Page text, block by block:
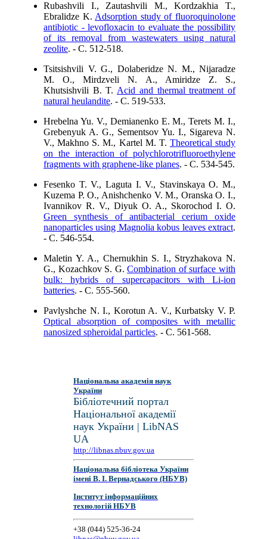
Rubashvili I., Zautashvili M., Kordzakhia T.,
Ebralidze K. Adsorption study of fluoroquinolone
antibiotic - levofloxacin to evaluate the possibility
of its removal from wastewaters using natural
zeolite. - C. 512-518.
Tsitsishvili V. G., Dolaberidze N. M., Nijaradze
M. O., Mirdzveli N. A., Amiridze Z. S.,
Khutsishvili B. T. Acid and thermal treatment of
natural heulandite. - C. 519-533.
Hrebelna Yu. V., Demianenko E. M., Terets M. I.,
Grebenyuk A. G., Sementsov Yu. I., Sigareva N.
V., Makhno S. M., Kartel M. T. Theoretical study
on the interaction of polychlorotrifluoroethylene
fragments with graphene-like planes. - C. 534-545.
Fesenko T. V., Laguta I. V., Stavinskaya O. M.,
Kuzema P. O., Anishchenko V. М., Oranska O. I.,
Ivannikov R. V., Diyuk O. A., Skorochod I. O.
Green synthesis of antibacterial cerium oxide
nanoparticles using Magnolia kobus leaves extract.
- C. 546-554.
Maletin Y. A., Chernukhin S. I., Stryzhakova N.
G., Kozachkov S. G.Combination of surface with
bulk: hybrids of supercapacitors with Li-ion
batteries. - C. 555-560.
Pavlyshche N. I., Korotun A. V., Kurbatsky V. P.
Optical absorption of composites with metallic
nanosized spheroidal particles. - C. 561-568.
Національна академія наук
України
Бібліотечний портал
Національної академії
наук України | LibNAS
UA
http://libnas.nbuv.gov.ua
Національна бібліотека України
імені В. І. Вернадського (НБУВ)
Інститут інформаційних
технологій НБУВ
+38 (044) 525-36-24